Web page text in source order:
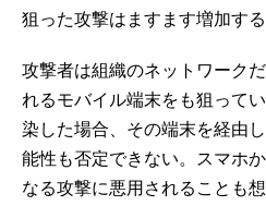
狙った攻撃はますます増加する
攻撃者は組織のネットワーク
れるモバイル端末をも狙って
染した場合、その端末を経由
能性も否定できない。スマホ
なる攻撃に悪用されることも